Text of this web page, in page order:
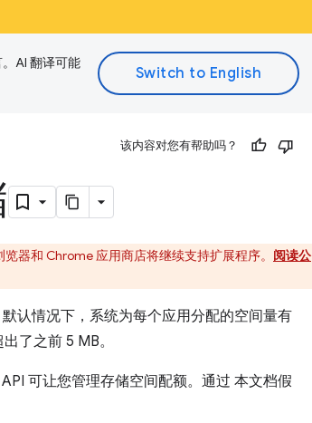
AI 翻译可能
该内容对您有帮助吗？
器和 Chrome 应用商店将继续支持扩展程序。 阅读公
认情况下，系统为每个应用分配的空间量有
了之前 5 MB。
可让您管理存储空间配额。通过 本文档假